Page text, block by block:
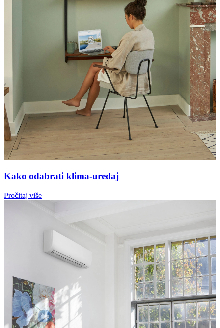
Kako odabrati klima-uređaj
Pročitaj više